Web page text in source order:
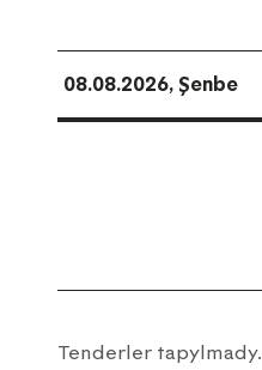
08.08.2026, Şenbe
Tenderler tapylmady.